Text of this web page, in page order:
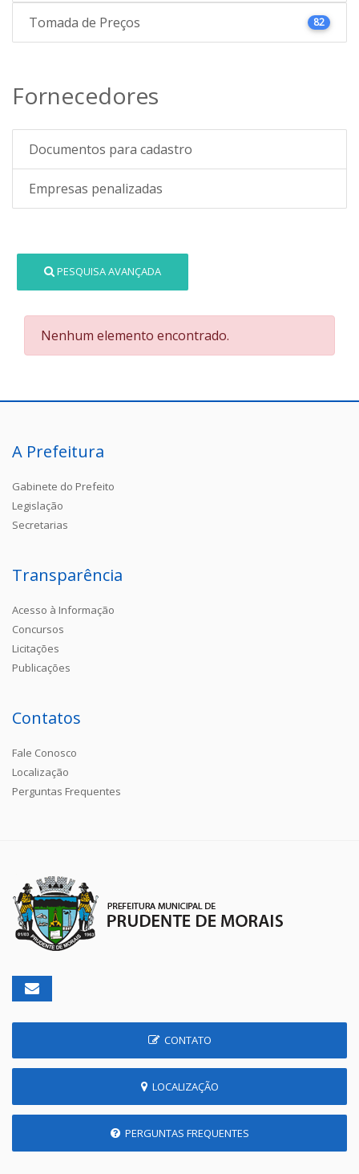
Tomada de Preços 82
Fornecedores
Documentos para cadastro
Empresas penalizadas
PESQUISA AVANÇADA
Nenhum elemento encontrado.
A Prefeitura
Gabinete do Prefeito
Legislação
Secretarias
Transparência
Acesso à Informação
Concursos
Licitações
Publicações
Contatos
Fale Conosco
Localização
Perguntas Frequentes
CONTATO
LOCALIZAÇÃO
PERGUNTAS FREQUENTES